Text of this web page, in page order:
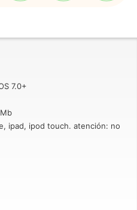
7.0+
ipad, ipod touch. atención: no
4